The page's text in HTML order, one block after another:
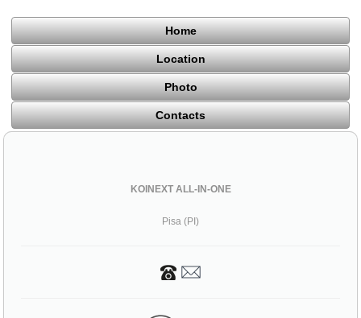
Home
Location
Photo
Contacts
KOINEXT ALL-IN-ONE
Pisa (PI)